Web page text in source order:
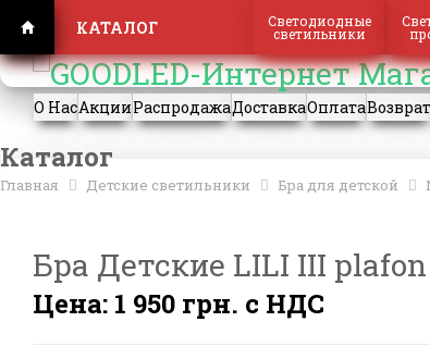
КАТАЛОГ Светодиодные
светильники
РегистрацияВход
О НасАкцииРаспродажаДоставкаОплатаВозврат
Каталог
Главная Детские светильники Бра для детской
Бра Детские LILI III plafon
Цена: 1 950 грн. с НДС